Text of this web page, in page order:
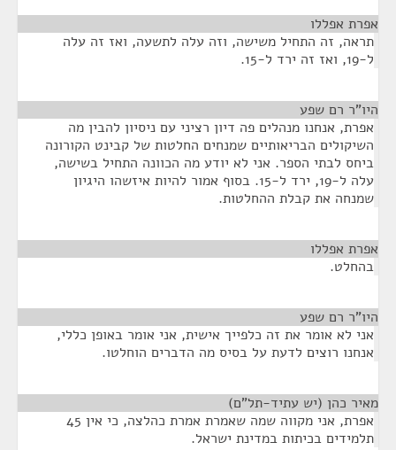
אפרת אפללו
תראה, זה התחיל משישה, וזה עלה לתשעה, ואז זה עלה
ל-19, ואז זה ירד ל-15.
היו"ר רם שפע
אפרת, אנחנו מנהלים פה דיון רציני עם ניסיון להבין מה
השיקולים הבריאותיים שמנחים החלטות של קבינט הקורונה
ביחס לבתי הספר. אני לא יודע מה הכוונה התחיל בשישה,
עלה ל-19, ירד ל-15. בסוף אמור להיות איזשהו היגיון
שמנחה את קבלת ההחלטות.
אפרת אפללו
בהחלט.
היו"ר רם שפע
אני לא אומר את זה כלפייך אישית, אני אומר באופן כללי,
אנחנו רוצים לדעת על בסיס מה הדברים הוחלטו.
מאיר כהן (יש עתיד-תל"ם)
אפרת, אני מקווה שמה שאמרת אמרת כהלצה, כי אין 45
תלמידים בכיתות במדינת ישראל.